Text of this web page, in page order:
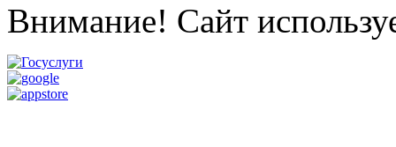
Внимание! Сайт